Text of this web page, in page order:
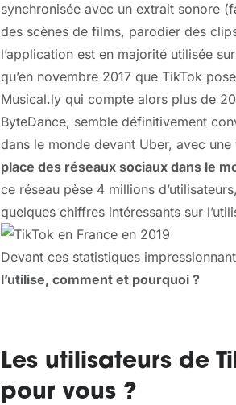
synchronisée avec un extrait sonore
des scènes de films, parodier des
l’application est en majorité utilisée
qu’en novembre 2017 que TikTok
Musical.ly qui compte alors plus de
ByteDance, semble définitivement
dans le monde devant Uber, avec
place des réseaux sociaux dans le
ce réseau pèse 4 millions
quelques chiffres intéressants sur
Devant ces statistiques
l’utilise, comment et pourquoi ?
Les utilisateurs de
pour vous ?